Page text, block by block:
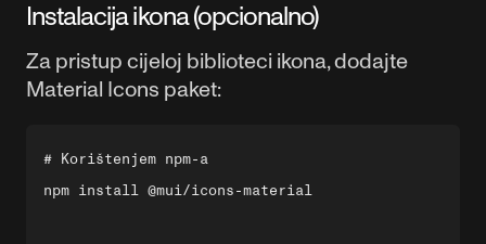
Instalacija ikona (opcionalno)
Za pristup cijeloj biblioteci ikona, dodajte
Material Icons paket:
# Korištenjem npm-a
npm install @mui/icons-material